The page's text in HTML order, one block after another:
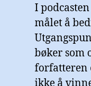
I
målet å
bøker som
forfatteren
ikke å